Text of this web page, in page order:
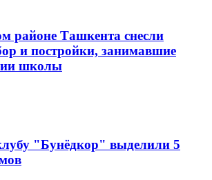
районе Ташкента снесли
и постройки, занимавшие
школы
"Бунёдкор" выделили 5